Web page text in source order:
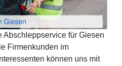
Abschleppservice für Giesen
Firmenkunden im
können uns mit